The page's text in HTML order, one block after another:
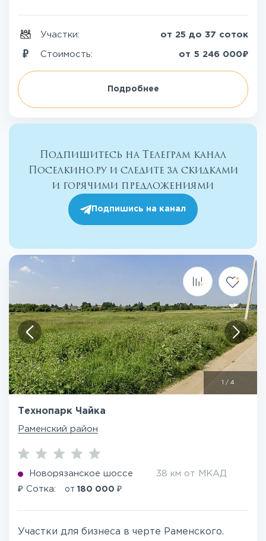
Участки: от 25 до 37 соток
Стоимость: от 5 246 000₽
Подробнее
Подпишитесь на Телеграм канал
Поселкино.ру и следите за скидками
и горячими предложениями
Подпишись на канал
/ 4
Технопарк Чайка
Раменский район
Новорязанское шоссе 38 км от МКАД
₽ Сотка: от 180 000 ₽
Участки для бизнеса в черте Раменского.